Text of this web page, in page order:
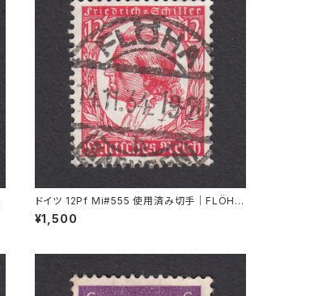
ドイツ 12Pf Mi#555 使用済み切手｜FLÖHA
14.11.1934
¥1,500